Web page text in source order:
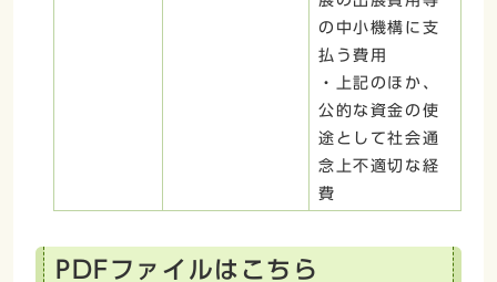
の中小機構に支
払う費用
・上記のほか、
公的な資金の使
途として社会通
念上不適切な経
費
PDFファイルはこちら